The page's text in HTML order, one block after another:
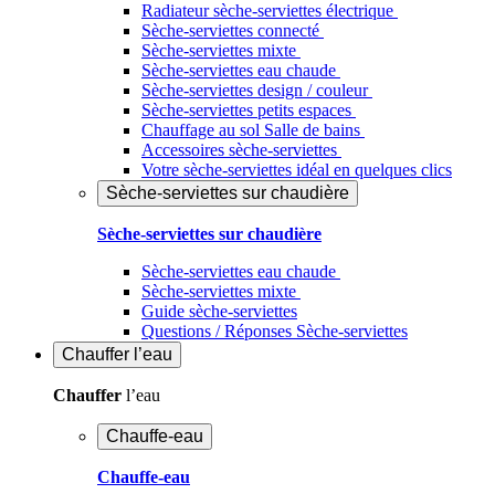
Radiateur sèche-serviettes électrique
Sèche-serviettes connecté
Sèche-serviettes mixte
Sèche-serviettes eau chaude
Sèche-serviettes design / couleur
Sèche-serviettes petits espaces
Chauffage au sol Salle de bains
Accessoires sèche-serviettes
Votre sèche-serviettes idéal en quelques clics
Sèche-serviettes sur chaudière
Sèche-serviettes sur chaudière
Sèche-serviettes eau chaude
Sèche-serviettes mixte
Guide sèche-serviettes
Questions / Réponses Sèche-serviettes
Chauffer l’eau
Chauffer l’eau
Chauffe-eau
Chauffe-eau